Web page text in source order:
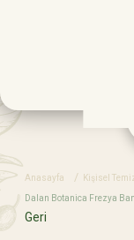
Anasayfa Kişisel
Dalan Botanica Frezya
Geri